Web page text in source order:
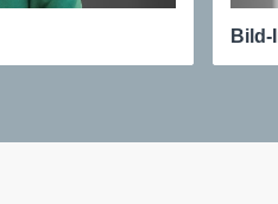
Bild-